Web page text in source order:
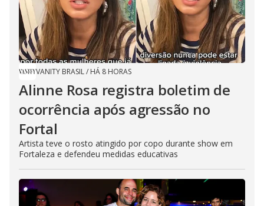
VANITY BRASIL/ HÁ 8 HORAS
Alinne Rosa registra boletim de
ocorrência após agressão no
Fortal
Artista teve o rosto atingido por copo durante show em
Fortaleza e defendeu medidas educativas